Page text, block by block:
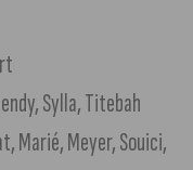
Sylla, Titebah
Marié, Meyer, Souici,